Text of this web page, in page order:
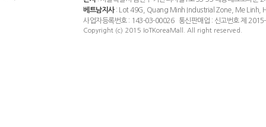
베트남지사: Lot 49G, Quang Minh Industrial Zone, Me Linh,
사업자등록번호 : 143-03-00026 통신판매업 : 신고번호 제
Copyright (c) 2015 IoTKoreaMall. All right reserved.